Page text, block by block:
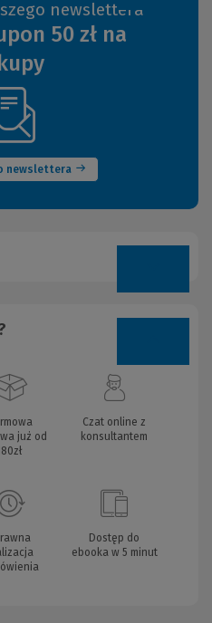
newslettera
50 zł na
newslettera
(Nowe
okno)
już od
Czat online z
konsultantem
Dostęp do
ebooka w 5 minut